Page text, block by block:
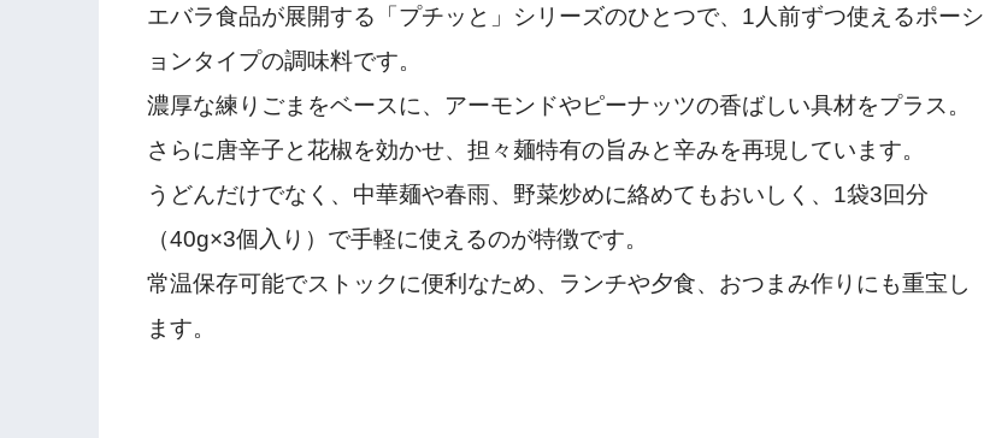
エバラ食品が展開する「プチッと」シリーズのひとつで、1人前ずつ使えるポーシ
ョンタイプの調味料です。
濃厚な練りごまをベースに、アーモンドやピーナッツの香ばしい具材をプラス。
さらに唐辛子と花椒を効かせ、担々麺特有の旨みと辛みを再現しています。
うどんだけでなく、中華麺や春雨、野菜炒めに絡めてもおいしく、1袋3回分
（40g×3個入り）で手軽に使えるのが特徴です。
常温保存可能でストックに便利なため、ランチや夕食、おつまみ作りにも重宝し
ます。